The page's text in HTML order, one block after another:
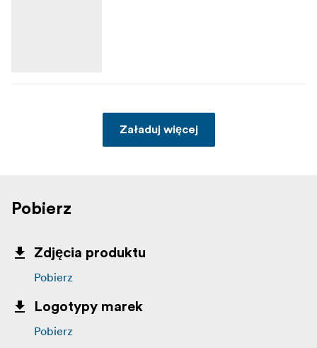
Załaduj więcej
Pobierz
Zdjęcia produktu
Pobierz
Logotypy marek
Pobierz